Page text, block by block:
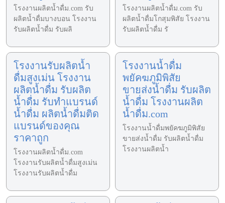
โรงงานผลิตน้ำดื่ม.com รับ
ผลิตน้ำดื่มบางบอน โรงงาน
รับผลิตน้ำดื่ม รับผลิ
โรงงานผลิตน้ำดื่ม.com รับ
ผลิตน้ำดื่มโกสุมพิสัย โรงงาน
รับผลิตน้ำดื่ม รั
โรงงานรับผลิตน้ำ
ดื่มสูงเม่น โรงงาน
ผลิตน้ำดื่ม รับผลิต
น้ำดื่ม รับทำแบรนด์
น้ำดื่ม ผลิตน้ำดื่มติด
แบรนด์ของคุณ
ราคาถูก
โรงงานผลิตน้ำดื่ม.com
โรงงานรับผลิตน้ำดื่มสูงเม่น
โรงงานรับผลิตน้ำดื่ม
โรงงานน้ำดื่ม
พยัคฆภูมิพิสัย
ขายส่งน้ำดื่ม รับผลิต
น้ำดื่ม โรงงานผลิต
น้ำดื่ม.com
โรงงานน้ำดื่มพยัคฆภูมิพิสัย
ขายส่งน้ำดื่ม รับผลิตน้ำดื่ม
โรงงานผลิตน้ำ